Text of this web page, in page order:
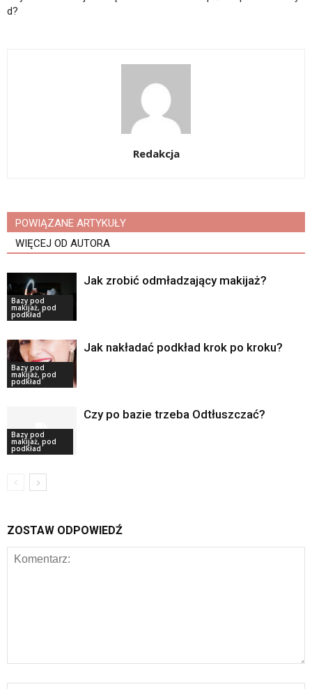
d?
Redakcja
POWIĄZANE ARTYKUŁY
WIĘCEJ OD AUTORA
Bazy pod
makijaż, pod
podkład
Jak zrobić odmładzający makijaż?
Bazy pod
makijaż, pod
podkład
Jak nakładać podkład krok po kroku?
Bazy pod
makijaż, pod
podkład
Czy po bazie trzeba Odtłuszczać?
ZOSTAW ODPOWIEDŹ